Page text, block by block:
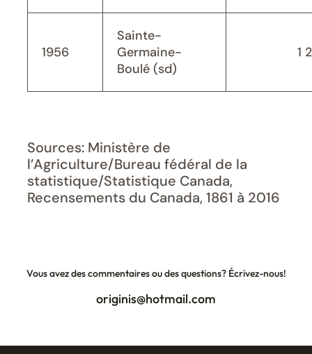
1956
Sainte-
Germaine-
Boulé (sd)
1
Sources: Ministère de
l’Agriculture/Bureau fédéral de la
statistique/Statistique Canada,
Recensements du Canada, 1861 à 2016
Vous avez des commentaires ou des questions? Écrivez-nous!
originis@hotmail.com